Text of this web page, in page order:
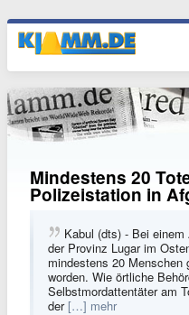
Mindestens 20
Polizeistation in
Kabul (dts) - Bei
der Provinz Lugar im
mindestens 20
worden. Wie örtliche
Selbstmordattentäter am
der […] mehr